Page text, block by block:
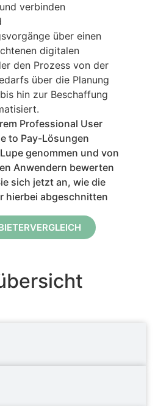
verbinden
über einen
digitalen
den Prozess von der
über die Planung
hin zur Beschaffung
Professional User
to Pay-Lösungen
genommen und von
Anwendern bewerten
sich jetzt an, wie die
hierbei abgeschnitten